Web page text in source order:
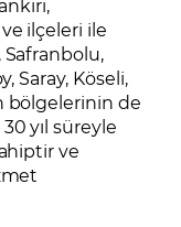
ilçeleri ile
Safranbolu,
Saray, Köseli,
bölgelerinin de
yıl süreyle
ve